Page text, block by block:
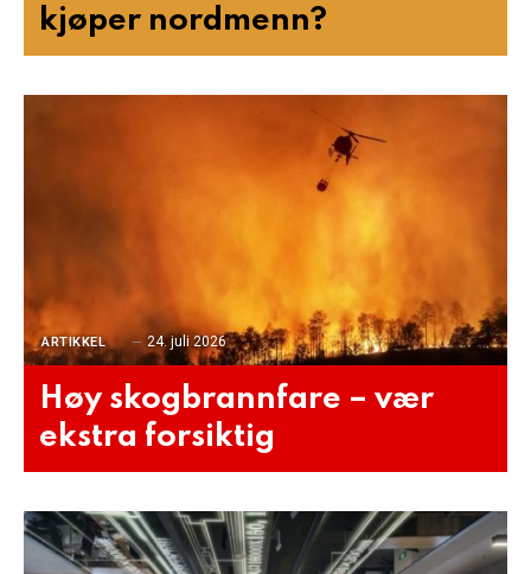
kjøper nordmenn?
ARTIKKEL 24. juli 2026
Høy skogbrannfare – vær
ekstra forsiktig